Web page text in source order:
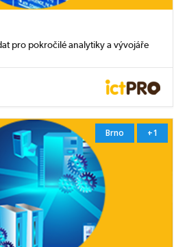
pro pokročilé analytiky a vývojáře
Brno +1